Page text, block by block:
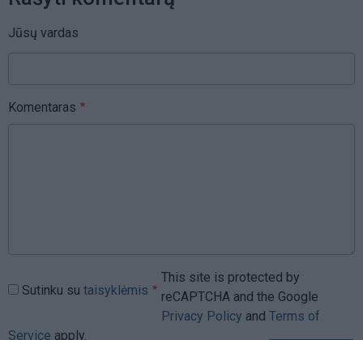
Jūsų vardas
Komentaras
Sutinku su taisyklėmis
This site is protected by
reCAPTCHA and the Google
Privacy Policy and Terms of
Service apply.